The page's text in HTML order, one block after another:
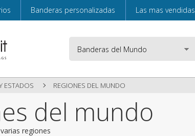
Banderas personalizadas Las mas vendidas
ESTADOS REGIONES DEL MUNDO
del mundo
regiones